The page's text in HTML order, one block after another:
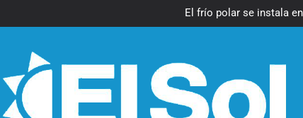
El frío polar se instala
El Senado aprobó la ley
El Senado aprobó la ley